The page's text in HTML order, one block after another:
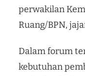
perwakilan
Ruang/BPN,
Dalam forum
kebutuhan